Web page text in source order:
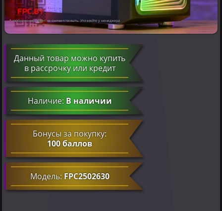
* изображение может не соответствовать. Уточняйте у менеджера.
Данный товар можно купить
в рассрочку или кредит
Наличие:В наличии
Бонусы за покупку:
100 баллов
Модель:FPC2502630